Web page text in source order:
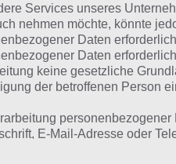
Services unseres
nehmen möchte, könnte
Daten
Daten
keine gesetzliche
der betroffenen Person
E-Mail-Adresse oder